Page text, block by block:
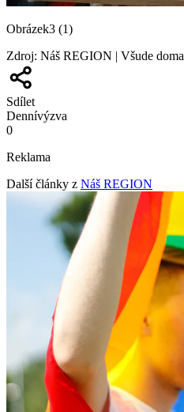
Obrázek3 (1)
Zdroj: Náš REGION | Všude doma
Sdílet
Dennívýzva
0
Reklama
Další články z Náš REGION